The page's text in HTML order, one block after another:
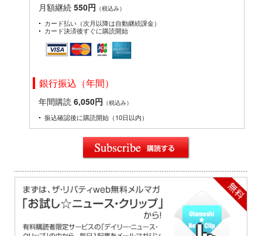
月額継続 550円 （税込み）
カード払い（次月以降は自動継続課金）
カード決済後すぐに購読開始
銀行振込（年間）
年間購読 6,050円 （税込み）
振込確認後に購読開始（10日以内）